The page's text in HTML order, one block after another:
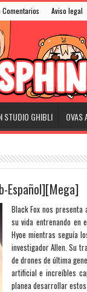
Aviso legal
STUDIO GHIBLI OVAS
Español][Mega]
Black Fox nos
su vida entrenando en
Hyoe mientras seguía
investigador Allen. Su
de drones de última
artificial e increíbles
planea desarrollar